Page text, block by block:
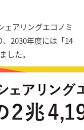
ェアリングエコノミ
2030年度には「14
した。